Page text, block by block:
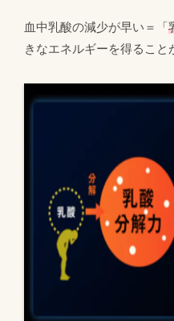
血中乳酸の減少が早い＝「
きなエネルギーを得ること